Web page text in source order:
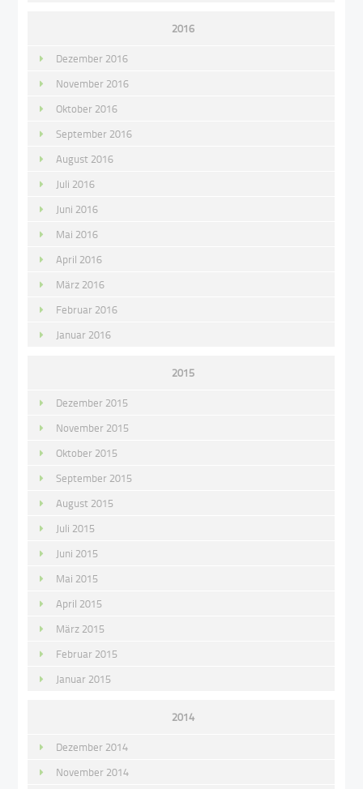
2016
Dezember 2016
November 2016
Oktober 2016
September 2016
August 2016
Juli 2016
Juni 2016
Mai 2016
April 2016
März 2016
Februar 2016
Januar 2016
2015
Dezember 2015
November 2015
Oktober 2015
September 2015
August 2015
Juli 2015
Juni 2015
Mai 2015
April 2015
März 2015
Februar 2015
Januar 2015
2014
Dezember 2014
November 2014